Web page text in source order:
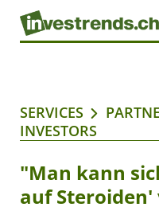
SERVICES
INVESTORS
"Man kann
auf